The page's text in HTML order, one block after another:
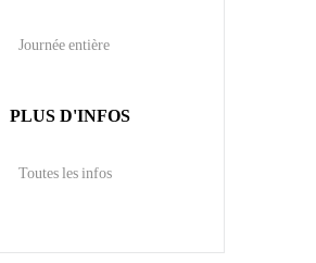
Journée entière
PLUS D'INFOS
Toutes les infos